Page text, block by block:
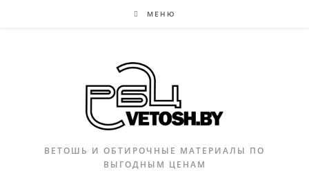
МЕНЮ
ВЕТОШЬ И ОБТИРОЧНЫЕ МАТЕРИАЛЫ ПО
ВЫГОДНЫМ ЦЕНАМ